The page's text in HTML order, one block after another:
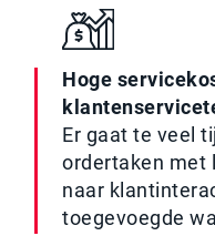
Hoge
Er gaat te veel
ordertaken met
naar
toegevoegde